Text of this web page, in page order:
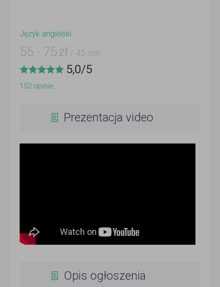
Język angielski
55 - 75 zł / 45 min
5,0/5
152opinie
Prezentacja video
Opis ogłoszenia